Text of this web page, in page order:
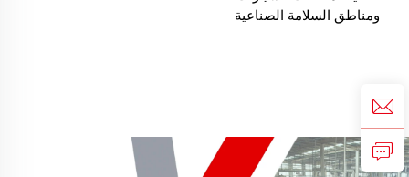
ومناطق السلامة الصناعية